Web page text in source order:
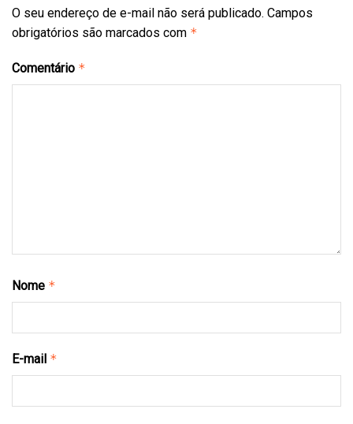
O seu endereço de e-mail não será publicado. Campos
obrigatórios são marcados com *
Comentário *
Nome *
E-mail *